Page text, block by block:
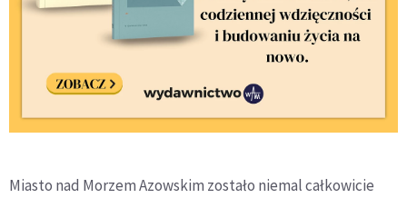
Miasto nad Morzem Azowskim zostało niemal całkowicie